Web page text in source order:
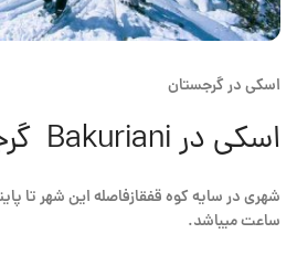
اسکی در گرجستان
اسکی در Bakuriani گرجستان
ساعت میباشد.